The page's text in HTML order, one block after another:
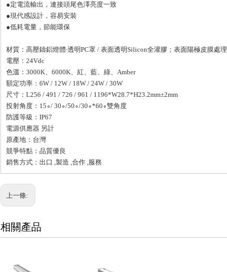
●定電流輸出，連接頭尾色澤亮度一致
●現代感設計，容易安裝
●低耗電量，節能環保
材質：高壓鑄鋁燈體‧透明PC罩 / 表面透明Silicon全灌膠；表面陽極皮膜處理
電壓：24Vdc
色溫：3000K、6000K、紅、藍、綠、Amber
額定功率：6W / 12W / 18W / 24W / 30W
尺寸：L256 / 491 / 726 / 961 / 1196*W28.7*H23.2mm±2mm
投射角度：15∘/ 30∘/50∘/30∘*60∘雙角度
防護等級：IP67
電源供應器 另計
原產地：台灣
競爭特點：品質優良
銷售方式：出口 ,製造 ,合作 ,服務
上一條:
相關產品